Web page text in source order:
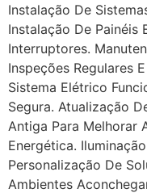
Instalação De
Instalação De Painéis
Interruptores.
Inspeções Regulares
Sistema Elétrico
Segura. Atualização
Antiga Para Melhorar
Energética.
Personalização De
Ambientes